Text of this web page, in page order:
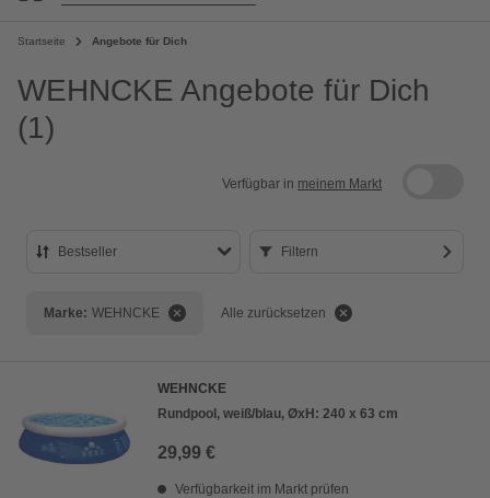
Startseite Angebote für Dich
WEHNCKE Angebote für Dich
(1)
Verfügbar in meinem Markt
Bestseller
Bewertung
Filtern
Marke: WEHNCKE Alle zurücksetzen
WEHNCKE
Rundpool, weiß/blau, ØxH: 240 x 63 cm
29,99 €
Verfügbarkeit im Markt prüfen